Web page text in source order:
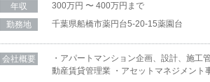
年収
300万円 〜 400万円まで
勤務地
千葉県船橋市薬円台5-20-15薬園台
会社概要
・アパートマンション企画、設計、施工
動産賃貸管理業 ・アセットマネジメント